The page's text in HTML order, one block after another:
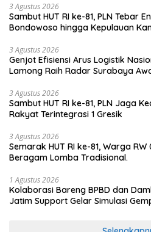
3 Agustus 2026
Sambut HUT RI ke-81, PLN Tebar
Bondowoso hingga Kepulauan
3 Agustus 2026
Genjot Efisiensi Arus Logistik
Lamong Raih Radar Surabaya
3 Agustus 2026
Sambut HUT RI ke-81, PLN Jaga
Rakyat Terintegrasi 1 Gresik
3 Agustus 2026
Semarak HUT RI ke-81, Warga
Beragam Lomba Tradisional.
1 Agustus 2026
Kolaborasi Bareng BPBD dan
Jatim Support Gelar Simulasi